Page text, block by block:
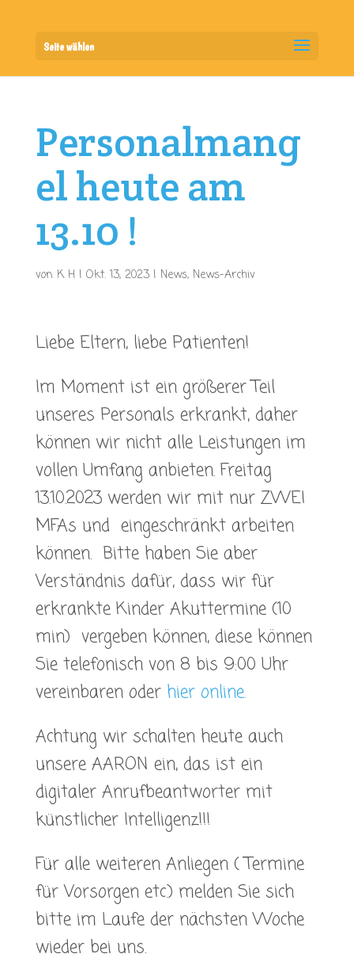
Seite wählen
Personalmang
el heute am
13.10 !
von K H| Okt. 13, 2023| News, News-Archiv
Liebe Eltern, liebe Patienten!
Im Moment ist ein größerer Teil
unseres Personals erkrankt, daher
können wir nicht alle Leistungen im
vollen Umfang anbieten. Freitag
13.10.2023 werden wir mit nur ZWEI
MFAs und eingeschränkt arbeiten
können. Bitte haben Sie aber
Verständnis dafür, dass wir für
erkrankte Kinder Akuttermine (10
min) vergeben können, diese können
Sie telefonisch von 8 bis 9:00 Uhr
vereinbaren oder hier online.
Achtung wir schalten heute auch
unsere AARON ein, das ist ein
digitaler Anrufbeantworter mit
künstlicher Intelligenz!!!
Für alle weiteren Anliegen ( Termine
für Vorsorgen etc.) melden Sie sich
bitte im Laufe der nächsten Woche
wieder bei uns.